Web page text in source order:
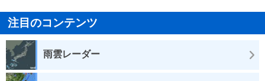
注目のコンテンツ
雨雲レーダー